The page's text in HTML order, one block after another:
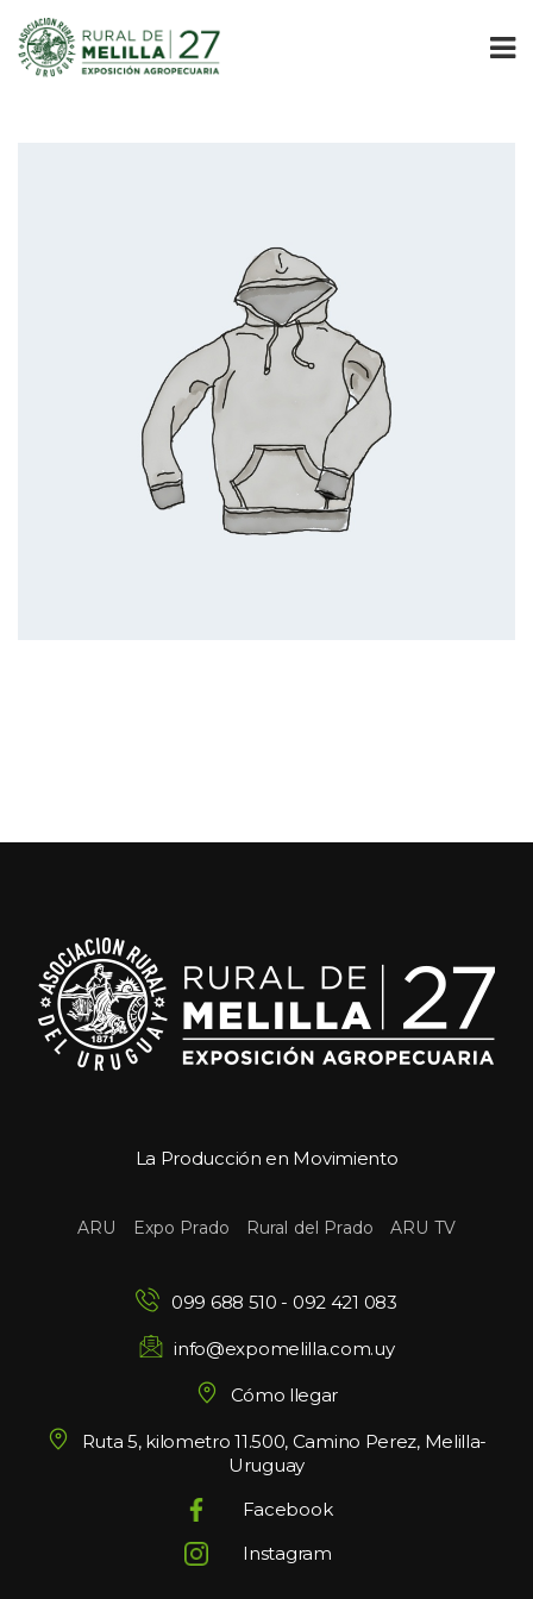
La Producción en Movimiento
ARU Expo Prado Rural del Prado ARU TV
099 688 510 - 092 421 083
info@expomelilla.com.uy
Cómo llegar
Ruta 5, kilometro 11.500, Camino Perez, Melilla-
Uruguay
Facebook
Instagram